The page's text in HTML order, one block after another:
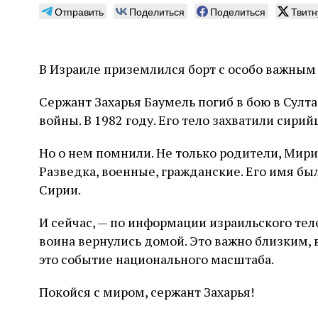
Отправить Поделиться Поделиться
В Израиле приземлился борт с особо важным
Сержант Захарья Баумель погиб в бою в
войны. В 1982 году. Его тело захватили
Но о нем помнили. Не только родители,
Разведка, военные, гражданские. Его имя
Сирии.
И сейчас, — по информации израильского
воина вернулись домой. Это важно
это событие национального масштаба.
Покойся с миром, сержант Захарья!
Погромы 1929 года:
неделя, изменившая
судьбу еврейского ишува
Примерно за полторы недели до начала
погромов Ребе совершал поездку по святым
местам Эрец‑Исраэль. Он посетил, в
необычайное напряжение и сознательно
отказался приходить к Стене в Тиша бе‑Ав,
чтобы не собирать вокруг себя большое
количество хасидов и жителей города и тем
5 августа Проверено временем Александр
Ицкович
и
день